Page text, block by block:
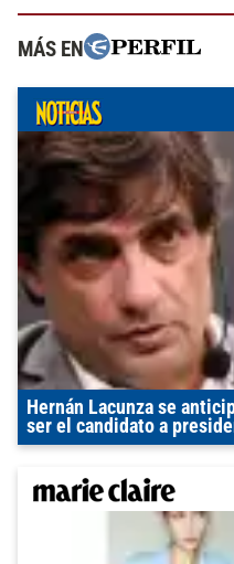
MÁS EN
Hernán Lacunza se
ser el candidato a